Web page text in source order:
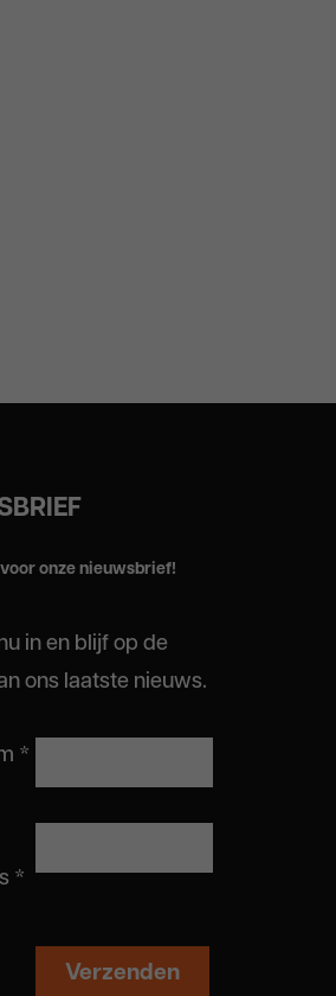
onze nieuwsbrief!
in en blijf op de
ons laatste nieuws.
*
*